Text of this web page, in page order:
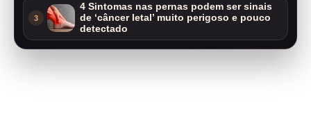
3
4 Sintomas nas pernas podem ser sinais
de ‘câncer letal’ muito perigoso e pouco
detectado